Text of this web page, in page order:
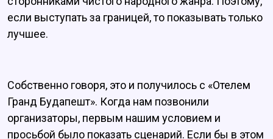
если выступать за границей, то показывать только
лучшее.
Собственно говоря, это и получилось с «Отелем
Гранд Будапешт». Когда нам позвонили
организаторы, первым нашим условием и
просьбой было показать сценарий. Если бы в этом